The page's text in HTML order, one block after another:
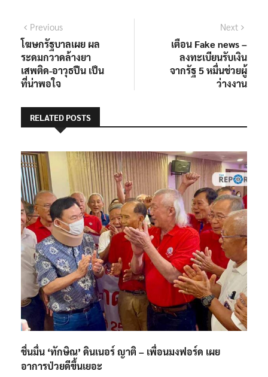
แนะแนว
เรื่อง
PreviousPrevious
post:
โฆษกรัฐบาลเผย ผล
ระดมกวาดล้างยา
เสพติด-อาวุธปืน เป็น
ที่น่าพอใจ
Next
post:
เตือน Fake news –
ลงทะเบียนรับเงิน
จากรัฐ 5 หมื่นช่วยผู้
ว่างงาน
RELATED POSTS
ชื่นมื่น ‘ทักษิณ’ ดินเนอร์ ญาติ – เพื่อนมงฟอร์ด เผย
อาการป่วยดีขึ้นเยอะ